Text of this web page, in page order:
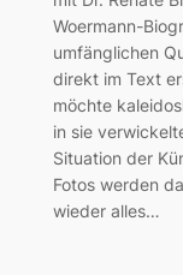
Woermann-
umfänglichen
direkt im Text
möchte
in sie
Situation der
Fotos werden
wieder alles…